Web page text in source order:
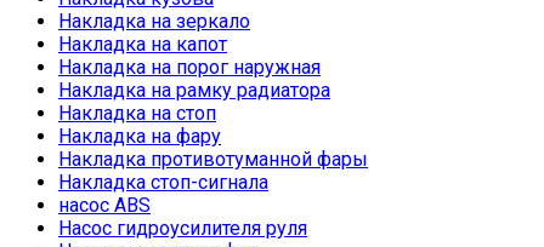
Накладка на зеркало
Накладка на капот
Накладка на порог наружная
Накладка на рамку радиатора
Накладка на стоп
Накладка на фару
Накладка противотуманной фары
Накладка стоп-сигнала
насос ABS
Насос гидроусилителя руля